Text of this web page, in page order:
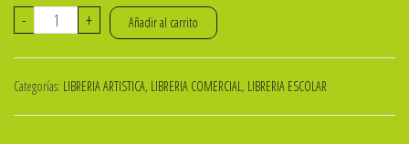
-
LAPIZ
ROBERTCOLOR
cantidad
+ Añadir al carrito
Categorías: LIBRERIA ARTISTICA, LIBRERIA COMERCIAL, LIBRERIA ESCOLAR